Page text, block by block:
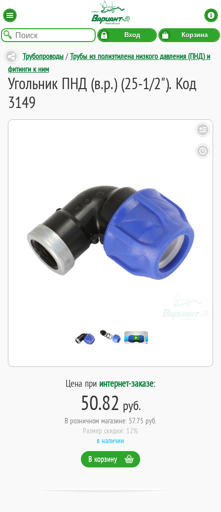
Вход Корзина
Трубопроводы / Трубы из полиэтилена низкого давления (ПНД) и
фитинги к ним
Угольник ПНД (в.р.) (25-1/2"). Код
3149
Цена при интернет-заказе:
50.82 руб.
В розничном магазине: 57.75 руб.
Размер скидки: 12%
в наличии
В корзину